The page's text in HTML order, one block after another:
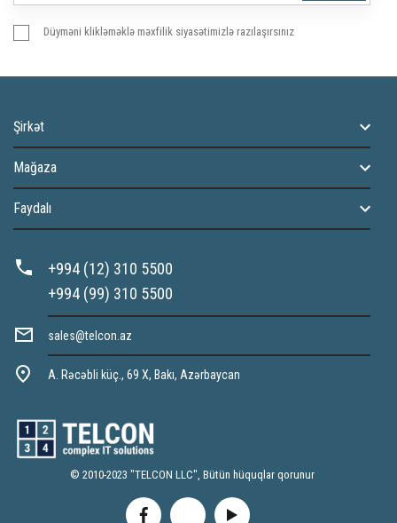
Düyməni klikləməklə məxfilik siyasətimizlə razılaşırsınız
Şirkət
Mağaza
Faydalı
+994 (12) 310 5500
+994 (99) 310 5500
sales@telcon.az
A. Rəcəbli küç., 69 X, Bakı, Azərbaycan
© 2010-2023 "TELCON LLC", Bütün hüquqlar qorunur